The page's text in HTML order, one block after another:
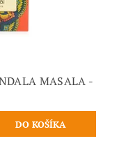
MASALA -